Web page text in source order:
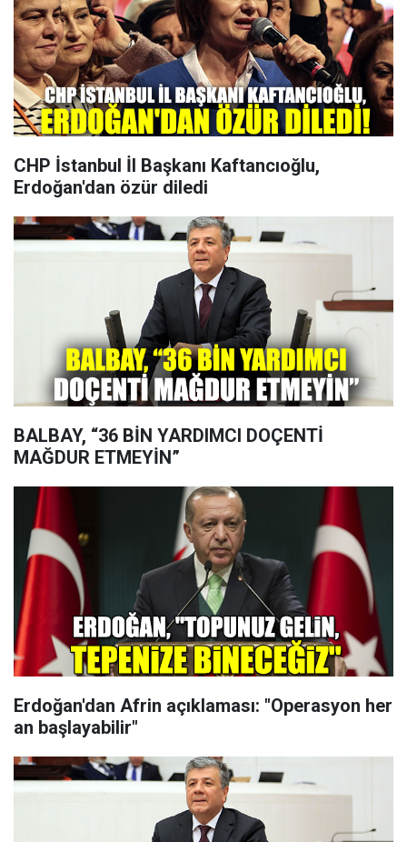
CHP İstanbul İl Başkanı Kaftancıoğlu,
Erdoğan'dan özür diledi
BALBAY, “36 BİN YARDIMCI DOÇENTİ
MAĞDUR ETMEYİN”
Erdoğan'dan Afrin açıklaması: "Operasyon her
an başlayabilir"